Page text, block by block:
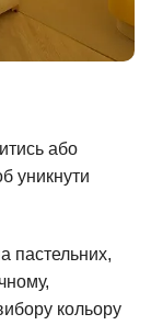
або
уникнути
пастельних,
кольору